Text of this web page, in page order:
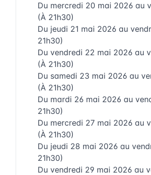
Du mercredi 20 mai 2026au
(À 21h30)
Du jeudi 21 mai 2026au
21h30)
Duvendredi 22 mai 2026au
(À 21h30)
Du samedi 23 mai 2026au
(À 21h30)
Du mardi 26 mai 2026au
21h30)
Du mercredi 27 mai 2026au
(À 21h30)
Du jeudi 28 mai 2026au
21h30)
Duvendredi 29 mai 2026au